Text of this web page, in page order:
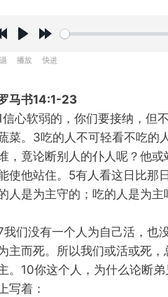
i
n
d
1
5
y
a
r
d
1
s
马书14:1-23
信心软弱的，你们要接纳，但
菜。3吃的人不可轻看不吃的
，竟论断别人的仆人呢？他
使他站住。5有人看这日比那
人是为主守的；吃的人是为主
我们没有一个人为自己活，也
主而死。所以我们或活或死
。10你这个人，为什么论断
写着：